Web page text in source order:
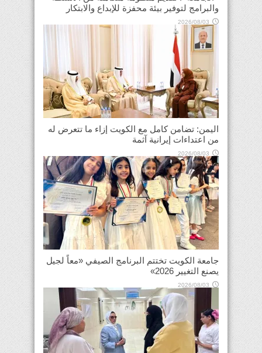
والبرامج لتوفير بيئة محفزة للإبداع والابتكار
2026/08/03
اليمن: تضامن كامل مع الكويت إزاء ما تتعرض له
من اعتداءات إيرانية آثمة
2026/08/03
جامعة الكويت تختتم البرنامج الصيفي «معاً لجيل
يصنع التغيير 2026»
2026/08/03